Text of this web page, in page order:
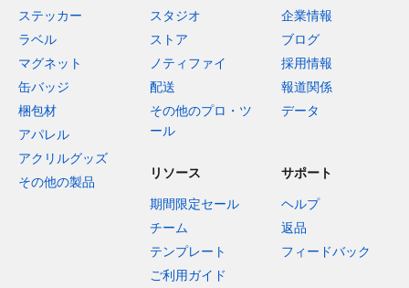
ステッカー
ラベル
マグネット
缶バッジ
梱包材
アパレル
アクリルグッズ
その他の製品
スタジオ
ストア
ノティファイ
配送
その他のプロ・ツ
ール
企業情報
ブログ
採用情報
報道関係
データ
リソース
期間限定セール
チーム
テンプレート
ご利用ガイド
サポート
ヘルプ
返品
フィードバック